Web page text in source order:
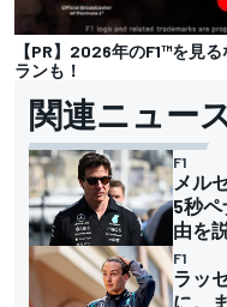
【PR】2026年のF1™を見
ランも！
関連ニュー
F1
メル
5秒
由を
F1
ラッ
に。